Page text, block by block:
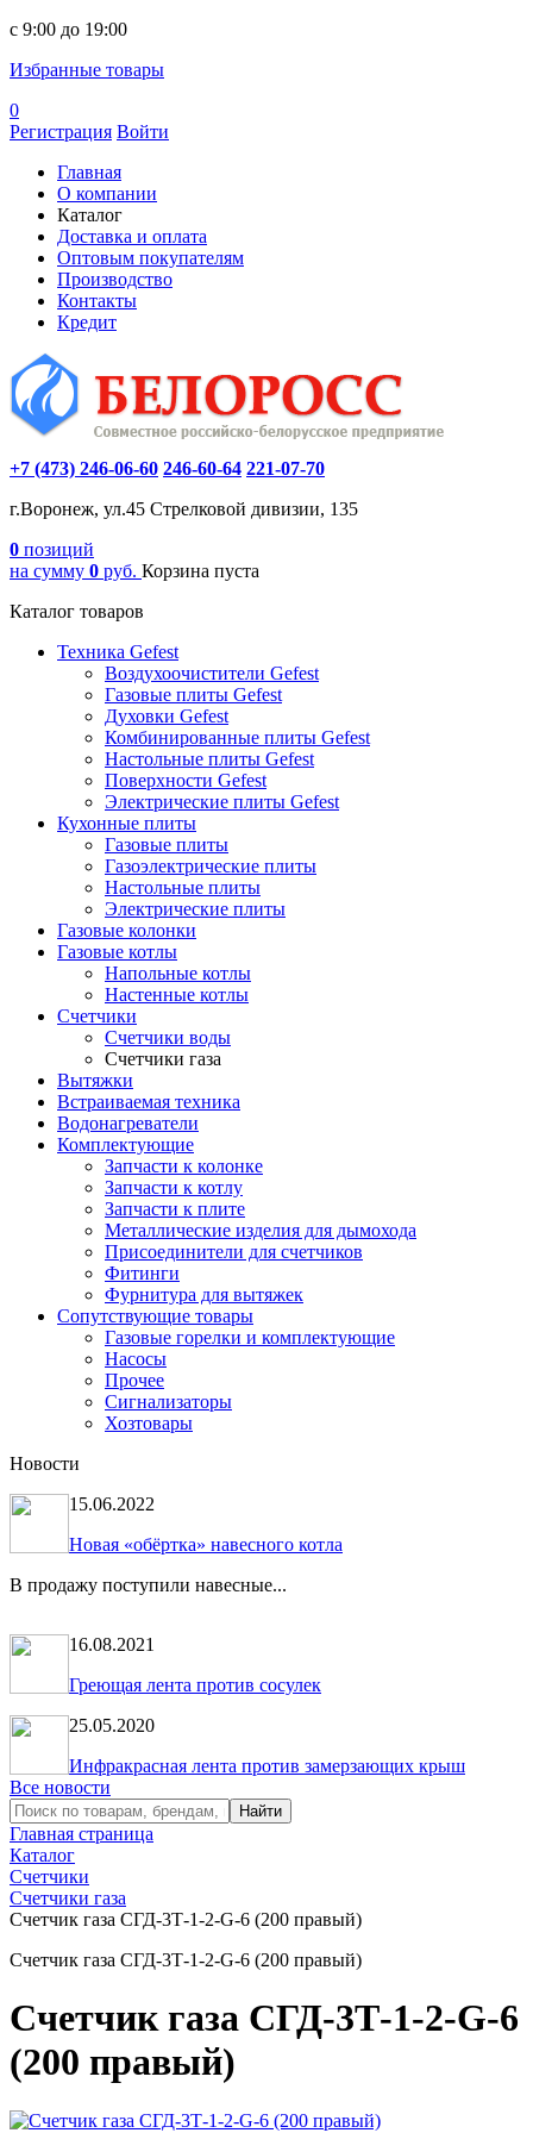
c 9:00 до 19:00
Избранные товары
0
Регистрация Войти
Главная
О компании
Каталог
Доставка и оплата
Оптовым покупателям
Производство
Контакты
Кредит
+7 (473) 246-06-60 246-60-64 221-07-70
г.Воронеж, ул.45 Стрелковой дивизии, 135
0 позиций
на сумму 0 руб. Корзина пуста
Каталог товаров
Техника Gefest
Воздухоочистители Gefest
Газовые плиты Gefest
Духовки Gefest
Комбинированные плиты Gefest
Настольные плиты Gefest
Поверхности Gefest
Электрические плиты Gefest
Кухонные плиты
Газовые плиты
Газоэлектрические плиты
Настольные плиты
Электрические плиты
Газовые колонки
Газовые котлы
Напольные котлы
Настенные котлы
Счетчики
Счетчики воды
Счетчики газа
Вытяжки
Встраиваемая техника
Водонагреватели
Комплектующие
Запчасти к колонке
Запчасти к котлу
Запчасти к плите
Металлические изделия для дымохода
Присоединители для счетчиков
Фитинги
Фурнитура для вытяжек
Сопутствующие товары
Газовые горелки и комплектующие
Насосы
Прочее
Сигнализаторы
Хозтовары
Новости
15.06.2022
Новая «обёртка» навесного котла
В продажу поступили навесные...
16.08.2021
Греющая лента против сосулек
25.05.2020
Инфракрасная лента против замерзающих крыш
Все новости
Главная страница
Каталог
Счетчики
Счетчики газа
Счетчик газа СГД-3Т-1-2-G-6 (200 правый)
Счетчик газа СГД-3Т-1-2-G-6 (200 правый)
Счетчик газа СГД-3Т-1-2-G-6
(200 правый)